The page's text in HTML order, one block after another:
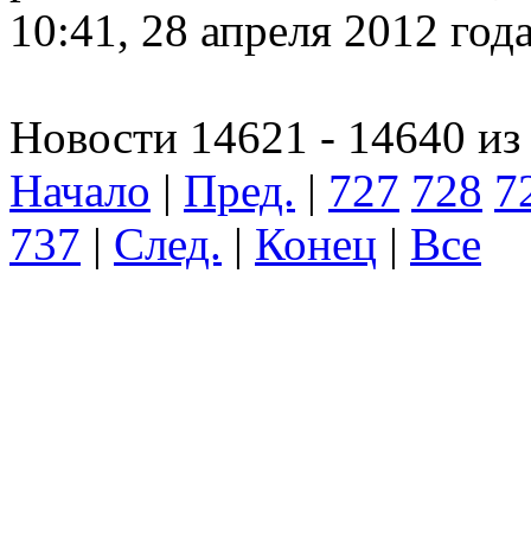
10:41, 28 апреля 2012
Новости 14621 - 14640
Начало | Пред. | 727 728
737 | След. | Конец | Все